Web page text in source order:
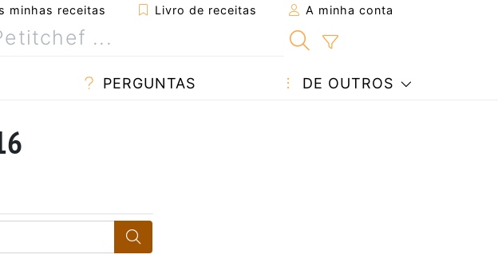
minhas receitas Livro de receitas A minha conta
PERGUNTAS DE OUTROS